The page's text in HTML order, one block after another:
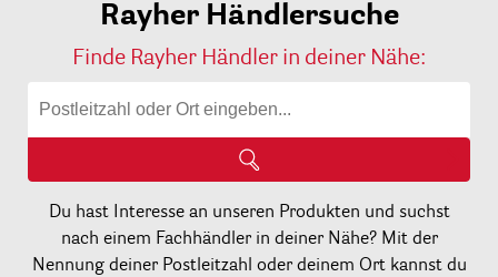
Rayher Händlersuche
Finde Rayher Händler in deiner Nähe:
Du hast Interesse an unseren Produkten und suchst
nach einem Fachhändler in deiner Nähe? Mit der
Nennung deiner Postleitzahl oder deinem Ort kannst du